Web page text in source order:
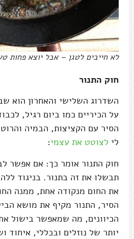
לא חייבים לטגן – אבל יוצא פחות
חוק התנור
השדרוג השלישי והאחרון הוא
על הכיריים כמו ביום רגיל,
הסיר עם הקציצות, הבמיה
לי לצוטט את עצמי:
חוק התנור אומר כך: אם אפשר
תבשלו את זה בתנור. בניגוד
את החום מנקודה אחת, ממנה
הסיר, התנור מקיף את מושא
הכיוונים, מה שמאפשר בישול
יותר של נוזלים ובכללי, איחוד